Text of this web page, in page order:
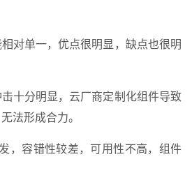
对单一，优点很明显，缺点也很明
击十分明显，云厂商定制化组件导致
法形成合力。
，容错性较差，可用性不高，组件